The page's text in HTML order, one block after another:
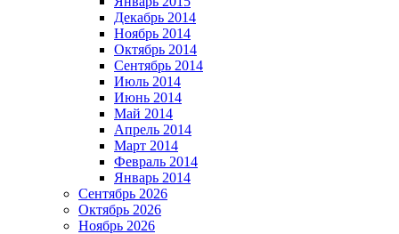
Декабрь 2014
Ноябрь 2014
Октябрь 2014
Сентябрь 2014
Июль 2014
Июнь 2014
Май 2014
Апрель 2014
Март 2014
Февраль 2014
Январь 2014
Сентябрь 2026
Октябрь 2026
Ноябрь 2026